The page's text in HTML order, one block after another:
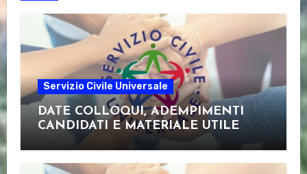
Servizio Civile Universale
DATE COLLOQUI, ADEMPIMENTI
CANDIDATI E MATERIALE UTILE